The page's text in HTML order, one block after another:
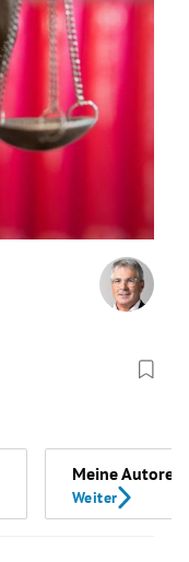
Meine Autoren
Weiter